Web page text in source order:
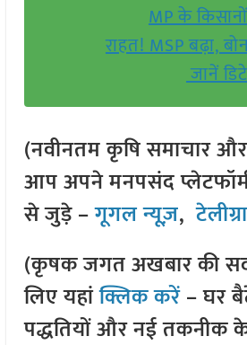
MP के
राहत! MSP बढ़ा,
जानें
(नवीनतम कृषि समाचार
आप अपने मनपसंद
से जुड़े –गूगल न्यूज़,
(कृषक जगत अखबार की
लिए यहांक्लिक करें– घर
पद्धतियों और नई तकनीक